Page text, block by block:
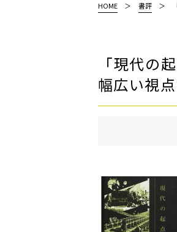
HOME 書評
「現代の
幅広い視